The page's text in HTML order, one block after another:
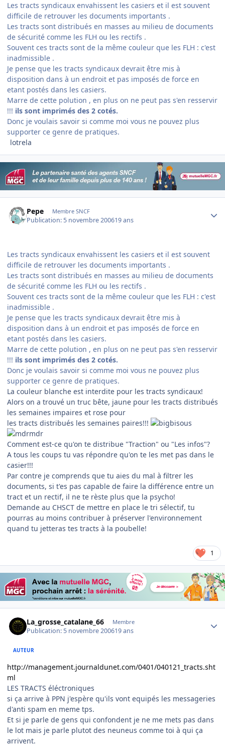
Les tracts syndicaux envahissent les casiers et il est souvent
difficile de retrouver les documents importants .
Les tracts sont distribués en masses au milieu de documents
de sécurité comme les FLH ou les rectifs .
Souvent ces tracts sont de la même couleur que les FLH : c'est
inadmissible .
Je pense que les tracts syndicaux devrait être mis à
disposition dans à un endroit et pas imposés de force en
etant postés dans les casiers.
Marre de cette polution , en plus on ne peut pas s'en resservir
!!! ils sont imprimés des 2 cotés.
Donc je voulais savoir si comme moi vous ne pouvez plus
supporter ce genre de pratiques.
lotrela
Pepe Membre SNCF
Publication: 5 novembre 200619 ans
Les tracts syndicaux envahissent les casiers et il est souvent
difficile de retrouver les documents importants .
Les tracts sont distribués en masses au milieu de documents
de sécurité comme les FLH ou les rectifs .
Souvent ces tracts sont de la même couleur que les FLH : c'est
inadmissible .
Je pense que les tracts syndicaux devrait être mis à
disposition dans à un endroit et pas imposés de force en
etant postés dans les casiers.
Marre de cette polution , en plus on ne peut pas s'en resservir
!!! ils sont imprimés des 2 cotés.
Donc je voulais savoir si comme moi vous ne pouvez plus
supporter ce genre de pratiques.
La couleur blanche est interdite pour les tracts syndicaux!
Alors on a trouvé un truc bête, jaune pour les tracts distribués
les semaines impaires et rose pour
les tracts distribués les semaines paires!!!
Comment est-ce qu'on te distribue "Traction" ou "Les infos"?
A tous les coups tu vas répondre qu'on te les met pas dans le
casier!!!
Par contre je comprends que tu aies du mal à filtrer les
documents, si t'es pas capable de faire la différence entre un
tract et un rectif, il ne te rèste plus que la psycho!
Demande au CHSCT de mettre en place le tri sélectif, tu
pourras au moins contribuer à préserver l'environnement
quand tu jetteras tes tracts à la poubelle!
1
La_grosse_catalane_66 Membre
Publication: 5 novembre 200619 ans
AUTEUR
http://management.journaldunet.com/0401/040121_tracts.sht
ml
LES TRACTS éléctroniques
si ça arrive à PPN j'espère qu'ils vont equipés les messageries
d'anti spam en meme tps.
Et si je parle de gens qui confondent je ne me mets pas dans
le lot mais je parle plutot des neuneus comme toi à qui ça
arrivent.